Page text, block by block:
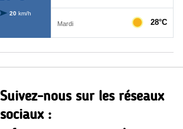
Suivez-nous sur les réseaux
sociaux :